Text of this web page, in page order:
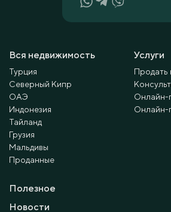
Вся недвижимость
Турция
Северный Кипр
ОАЭ
Индонезия
Тайланд
Грузия
Мальдивы
Проданные
Услуги
Продать
Онлайн-
Онлайн-
Полезное
Новости